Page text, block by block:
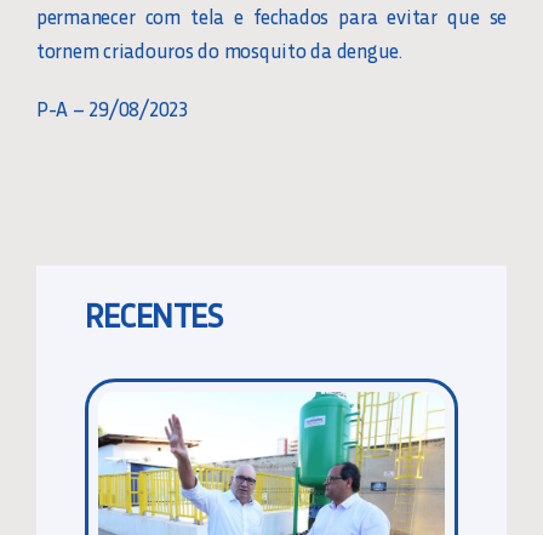
permanecer com tela e fechados para evitar que se
tornem criadouros do mosquito da dengue.
P-A – 29/08/2023
RECENTES